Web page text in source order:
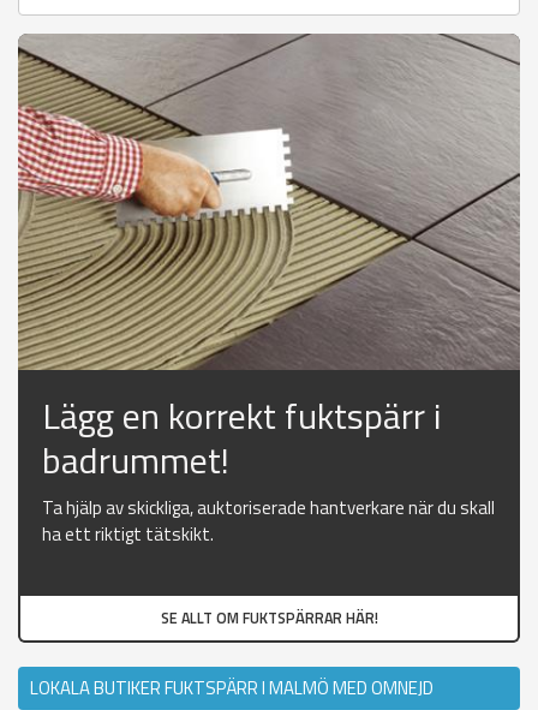
Lägg en korrekt fuktspärr i
badrummet!
Ta hjälp av skickliga, auktoriserade hantverkare när du skall
ha ett riktigt tätskikt.
SE ALLT OM FUKTSPÄRRAR HÄR!
LOKALA BUTIKER FUKTSPÄRR I MALMÖ MED OMNEJD